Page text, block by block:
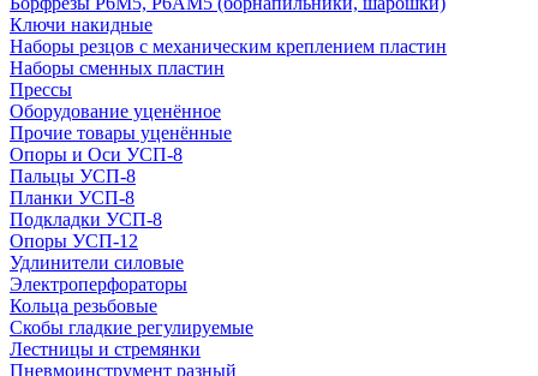
Ключи накидные
Наборы резцов с механическим креплением пластин
Наборы сменных пластин
Прессы
Оборудование уценённое
Прочие товары уценённые
Опоры и Оси УСП-8
Пальцы УСП-8
Планки УСП-8
Подкладки УСП-8
Опоры УСП-12
Удлинители силовые
Электроперфораторы
Кольца резьбовые
Скобы гладкие регулируемые
Лестницы и стремянки
Пневмоинструмент разный